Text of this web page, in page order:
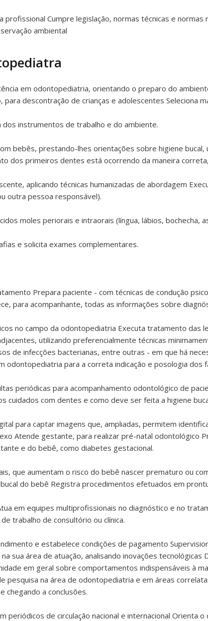
profissional Cumpre legislação, normas técnicas e
ambiental
em odontopediatria, orientando o preparo do
descontração de crianças e adolescentes Seleciona
dos instrumentos de trabalho e do ambiente.
bebês, prestando-lhes orientações sobre higiene
dos primeiros dentes está ocorrendo da maneira
aplicando técnicas humanizadas de abordagem
outra pessoa responsável).
moles periorais e intraorais (língua, lábios, bochecha,
e solicita exames complementares.
Prepara paciente - com técnicas de condução
para acompanhante, todas as informações sobre
no campo da odontopediatria Executa tratamento das
utilizando preferencialmente técnicas
de infecções bacterianas, entre outras - em que há
odontopediatria para a correta indicação e posologia dos
periódicas para acompanhamento odontológico de
cuidados com dentes e como deve ser feita a higiene
para captar imagens que, ampliadas, permitem
Atende gestante, para realizar pré-natal odontológico
e do bebê, como diabetes gestacional.
que aumentam o risco do bebê nascer prematuro ou
do bebê Registra procedimentos efetuados em
em equipes multiprofissionais no diagnóstico e no
trabalho de consultório ou clínica.
e estabelece condições de pagamento
sua área de atuação, analisando inovações tecnológicas
em geral sobre comportamentos indispensáveis à
pesquisa na área de odontopediatria e em áreas
chegando a conclusões.
periódicos de circulação nacional e internacional Orienta